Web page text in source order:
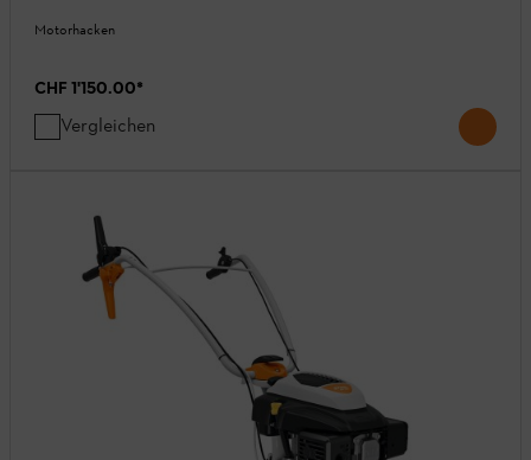
Motorhacken
CHF 1'150.00*
Vergleichen